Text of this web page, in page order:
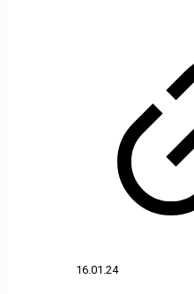
16.01.24